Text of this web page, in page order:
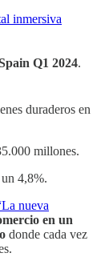
inmersiva
Q1 2024.
duraderos en
millones.
4,8%.
nueva
en un
donde cada vez